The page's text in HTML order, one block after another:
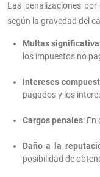
Las penalizaciones
según la gravedad del
Multas
los impuestos no
Intereses
pagados y los
Cargos penales: En
Daño a la
posibilidad de